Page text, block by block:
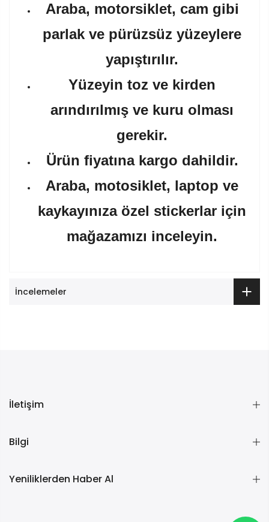
Araba, motorsiklet, cam gibi
parlak ve pürüzsüz yüzeylere
yapıştırılır.
Yüzeyin toz ve kirden
arındırılmış ve kuru olması
gerekir.
Ürün fiyatına kargo dahildir.
Araba, motosiklet, laptop ve
kaykayınıza özel stickerlar için
mağazamızı inceleyin.
İncelemeler
İletişim
Bilgi
Yeniliklerden Haber Al